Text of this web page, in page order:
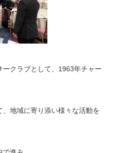
クラブとして、1963年チャー
地域に寄り添い様々な活動を